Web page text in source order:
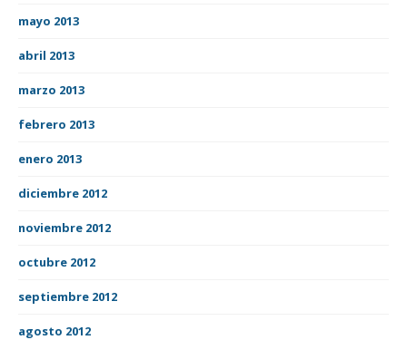
mayo 2013
abril 2013
marzo 2013
febrero 2013
enero 2013
diciembre 2012
noviembre 2012
octubre 2012
septiembre 2012
agosto 2012